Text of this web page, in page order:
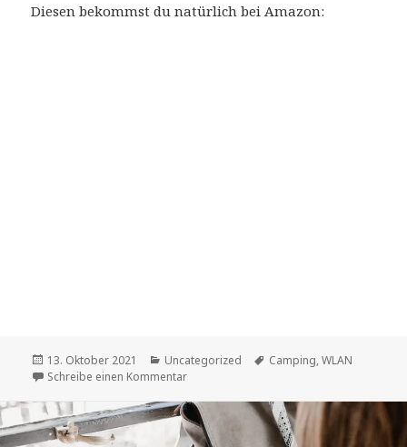
Diesen bekommst du natürlich bei Amazon:
Veröffentlicht
am
13. Oktober 2021 Kategorien
Uncategorized Schlagwörter
Camping,WLAN
Schreibe einen Kommentarzu WLAN beim Camping – ganz einfach!